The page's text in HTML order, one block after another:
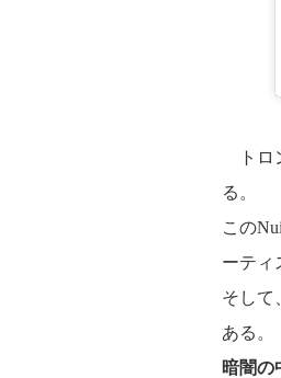
トロ
る。
この
ーティ
そして
ある。
暗闇の